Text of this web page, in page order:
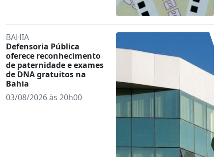
BAHIA
Defensoria Pública
oferece reconhecimento
de paternidade e exames
de DNA gratuitos na
Bahia
03/08/2026 às 20h00